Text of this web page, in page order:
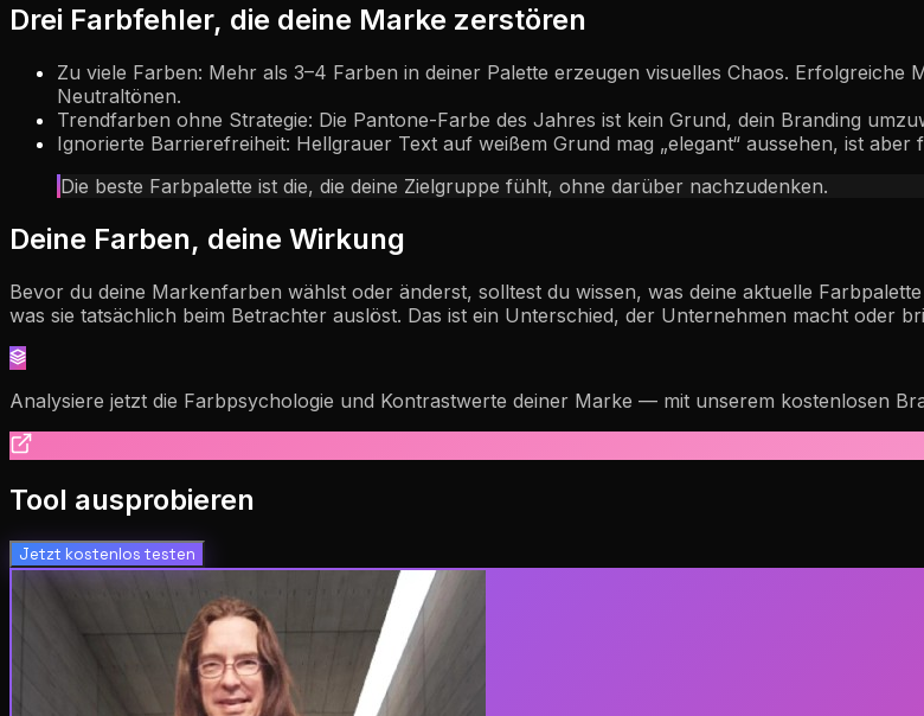
Drei Farbfehler, die deine Marke zerstören
Zu viele Farben: Mehr als 3–4 Farben in deiner Palette erzeugen visuelles Chaos.
Neutraltönen.
Trendfarben ohne Strategie: Die Pantone-Farbe des Jahres ist kein Grund, dein Branding
Ignorierte Barrierefreiheit: Hellgrauer Text auf weißem Grund mag „elegant“ aussehen, ist
Die beste Farbpalette ist die, die deine Zielgruppe fühlt, ohne darüber nachzudenken.
Deine Farben, deine Wirkung
Bevor du deine Markenfarben wählst oder änderst, solltest du wissen, was deine aktuelle
was sie tatsächlich beim Betrachter auslöst. Das ist ein Unterschied, der Unternehmen macht oder
Analysiere jetzt die Farbpsychologie und Kontrastwerte deiner Marke — mit unserem kostenlosen
Tool ausprobieren
Jetzt kostenlos testen